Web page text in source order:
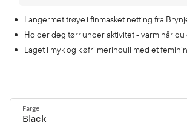
Langermet trøye i finmasket netting fra
Holder deg tørr under aktivitet - varm når du
Laget i myk og kløfri merinoull med et
Farge
Black